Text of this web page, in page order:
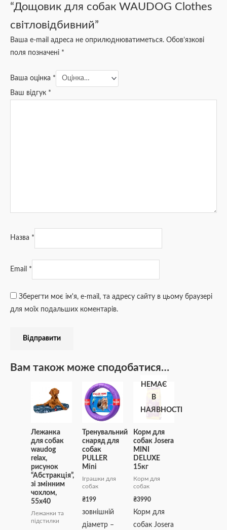
“Дощовик для собак WAUDOG Clothes
світловідбивний”
Ваша e-mail адреса не оприлюднюватиметься. Обов’язкові
поля позначені *
Ваша оцінка *
Ваш відгук *
Назва *
Email *
Зберегти моє ім'я, e-mail, та адресу сайту в цьому браузері
для моїх подальших коментарів.
Вам також може сподобатися…
Лежанка
для собак
waudog
relax,
рисунок
“Абстракція”,
зі змінним
чохлом,
55х40
Лежанки та
підстилки
Тренувальний
снаряд для
собак
PULLER
Мini
Іграшки для
собак
₴199
зовнішній
діаметр –
НЕМАЄ
В
НАЯВНОСТІ
Корм для
собак Josera
MINI
DELUXE
15кг
Корм для
собак
₴3990
Корм для
собак Josera